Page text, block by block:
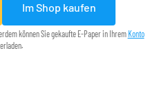
Im Shop kaufen
können Sie gekaufte E-Paper in IhremKonto